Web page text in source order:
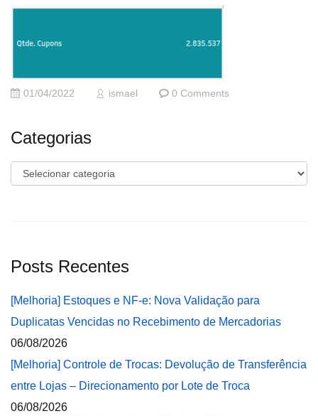
01/04/2022 ismael 0 Comments
Categorias
Categorias
Posts Recentes
[Melhoria] Estoques e NF-e: Nova Validação para
Duplicatas Vencidas no Recebimento de Mercadorias
06/08/2026
[Melhoria] Controle de Trocas: Devolução de Transferência
entre Lojas – Direcionamento por Lote de Troca
06/08/2026